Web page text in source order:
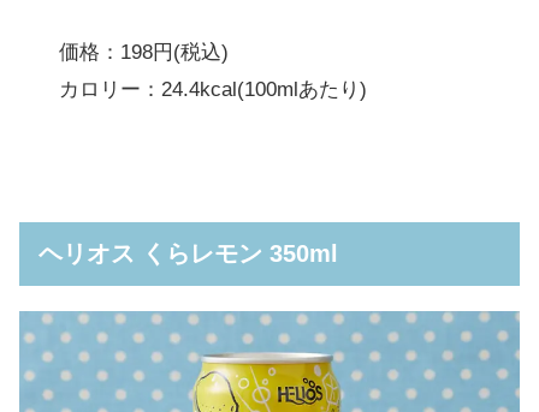
価格：198円(税込)
カロリー：24.4kcal(100mlあたり)
ヘリオス くらレモン 350ml